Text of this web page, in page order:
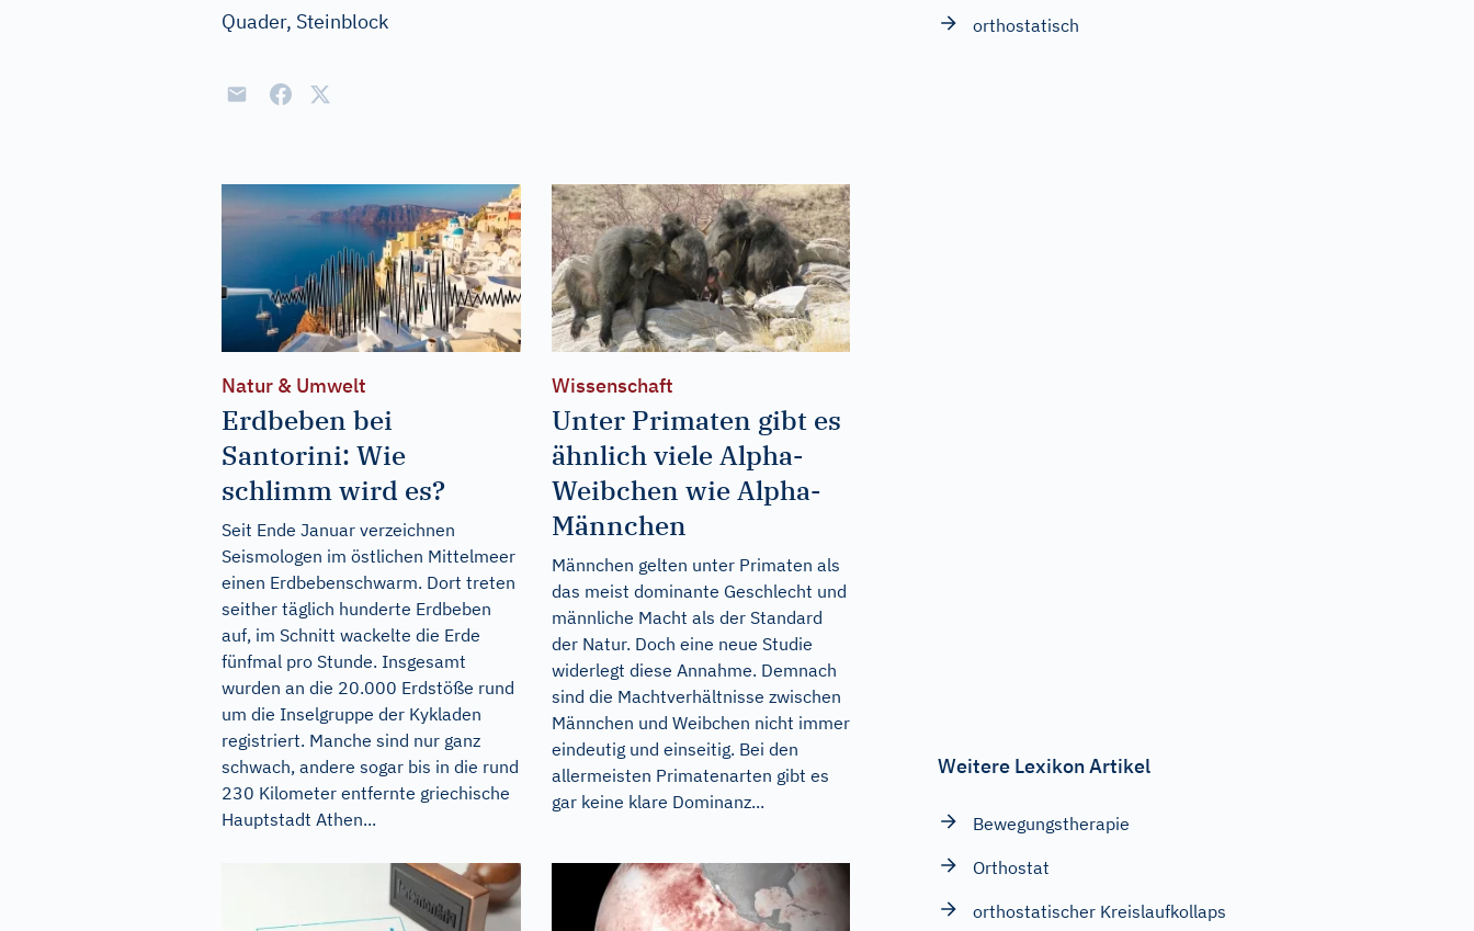
Quader, Steinblock
Natur & Umwelt
Erdbeben bei
Santorini: Wie
schlimm wird es?
Seit Ende Januar verzeichnen
Seismologen im östlichen Mittelmeer
einen Erdbebenschwarm. Dort treten
seither täglich hunderte Erdbeben
auf, im Schnitt wackelte die Erde
fünfmal pro Stunde. Insgesamt
wurden an die 20.000 Erdstöße rund
um die Inselgruppe der Kykladen
registriert. Manche sind nur ganz
schwach, andere sogar bis in die rund
230 Kilometer entfernte griechische
Hauptstadt Athen...
Wissenschaft
Unter Primaten gibt es
ähnlich viele Alpha-
Weibchen wie Alpha-
Männchen
Männchen gelten unter Primaten als
das meist dominante Geschlecht und
männliche Macht als der Standard
der Natur. Doch eine neue Studie
widerlegt diese Annahme. Demnach
sind die Machtverhältnisse zwischen
Männchen und Weibchen nicht immer
eindeutig und einseitig. Bei den
allermeisten Primatenarten gibt es
gar keine klare Dominanz...
orthostatisch
Weitere Lexikon Artikel
Bewegungstherapie
Orthostat
orthostatischer Kreislaufkollaps